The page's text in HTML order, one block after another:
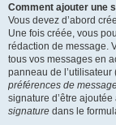
Comment ajouter une
Vous devez d’abord
Une fois créée, vous
rédaction de message.
tous vos messages en
panneau de l’utilisateur
préférences de
signature d’être
signature dans le